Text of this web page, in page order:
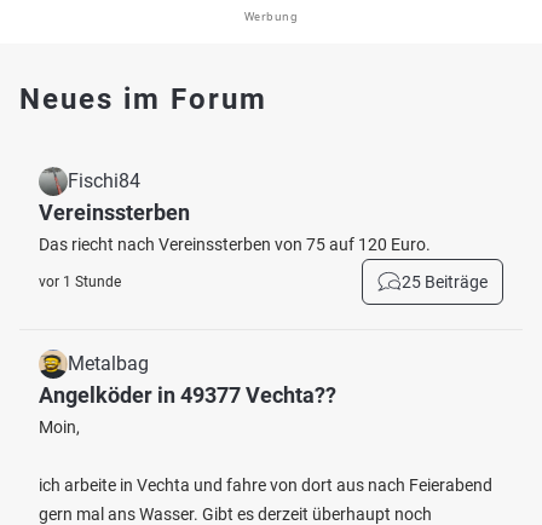
Werbung
Neues im Forum
Fischi84
Vereinssterben
Das riecht nach Vereinssterben von 75 auf 120 Euro.
vor 1 Stunde 25 Beiträge
Metalbag
Angelköder in 49377 Vechta??
Moin,
ich arbeite in Vechta und fahre von dort aus nach Feierabend
gern mal ans Wasser. Gibt es derzeit überhaupt noch